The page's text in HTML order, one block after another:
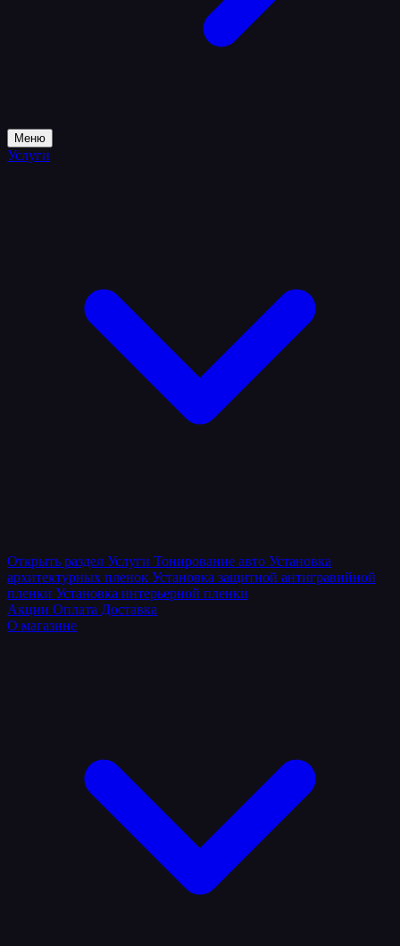
Меню
Услуги
Открыть раздел Услуги Тонирование авто Установка
архитектурных пленок Установка защитной антигравийной
пленки Установка интерьерной пленки
Акции Оплата Доставка
О магазине